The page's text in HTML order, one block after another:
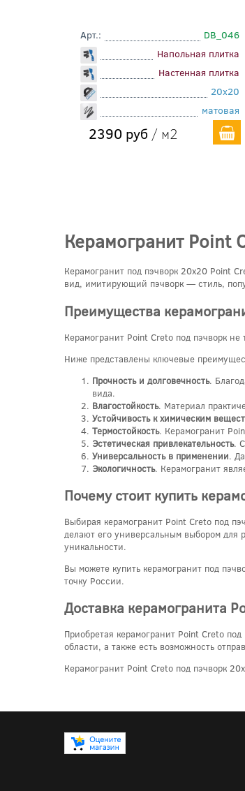
Арт.:
DB_046
Напольная плитка
Настенная плитка
20x20
матовая
2390 руб / м2
Керамогранит Point
Керамогранит под пэчворк 20x20 Point
вид, имитирующий пэчворк — стиль,
Преимущества
Керамогранит Point Creto под пэчворк
Ниже представлены ключевые
Прочность и долговечность.
вида.
Влагостойкость. Материал
Устойчивость к химическим
Термостойкость. Керамогранит
Эстетическая привлекательность.
Универсальность в применении.
Экологичность. Керамогранит
Почему стоит купить
Выбирая керамогранит Point Creto под
делают его универсальным выбором для
уникальности.
Вы можете купить керамогранит под
точку России.
Доставка керамогранита
Приобретая керамогранит Point Creto
области, а также есть возможность
Керамогранит Point Creto под пэчворк